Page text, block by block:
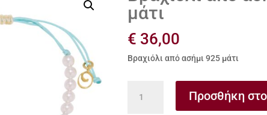
μάτι
€ 36,00
Βραχιόλι από ασήμι 925 μάτι
Προσθήκη